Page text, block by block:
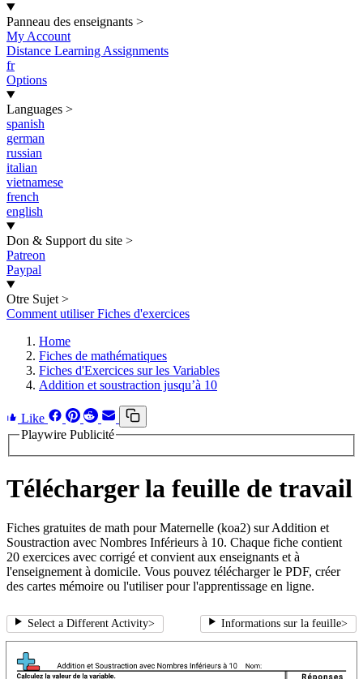
Panneau des enseignants >
My Account
Distance Learning Assignments
fr
Options
Languages >
spanish
german
russian
italian
vietnamese
french
english
Don & Support du site >
Patreon
Paypal
Otre Sujet >
Comment utiliser Fiches d'exercices
Home
Fiches de mathématiques
Fiches d'Exercices sur les Variables
Addition et soustraction jusqu’à 10
Like
Playwire Publicité
Télécharger la feuille de travail
Fiches gratuites de math pour Maternelle (koa2) sur Addition et
Soustraction avec Nombres Inférieurs à 10. Chaque fiche contient
20 exercices avec corrigé et convient aux enseignants et à
l'enseignement à domicile. Vous pouvez télécharger le PDF, créer
des cartes mémoire ou l'utiliser pour l'apprentissage en ligne.
Select a Different Activity> Informations sur la feuille>